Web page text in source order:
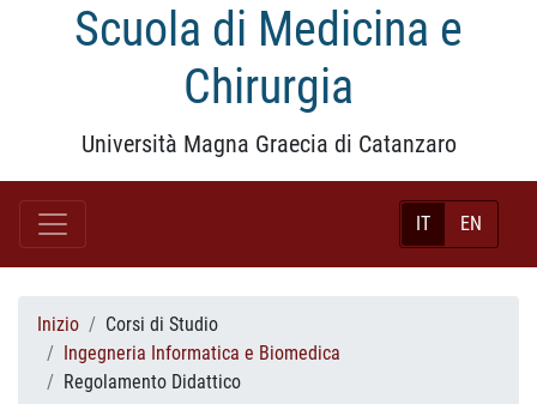
Scuola di Medicina e
Chirurgia
Università Magna Graecia di Catanzaro
IT EN
Inizio
Corsi di Studio
Ingegneria Informatica e Biomedica
Regolamento Didattico